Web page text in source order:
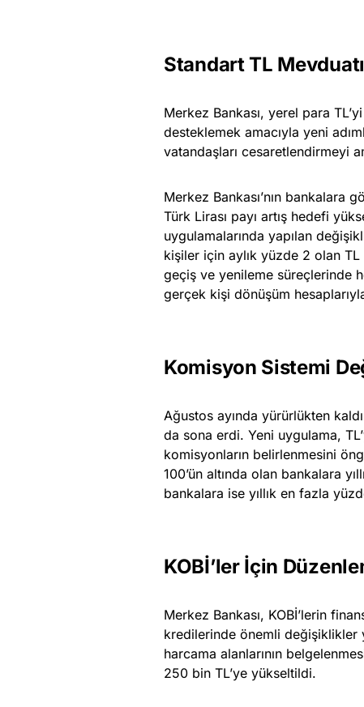
Standart TL
Merkez Bankası, yerel para
desteklemek amacıyla yeni
vatandaşları cesaretlendirmeyi
Merkez Bankası’nın bankalara
Türk Lirası payı artış hedefi
uygulamalarında yapılan
kişiler için aylık yüzde 2 olan TL
geçiş ve yenileme süreçlerinde
gerçek kişi dönüşüm
Komisyon Sistemi
Ağustos ayında yürürlükten
da sona erdi. Yeni uygulama,
komisyonların belirlenmesini
100’ün altında olan bankalara
bankalara ise yıllık en fazla
KOBİ’ler İçin
Merkez Bankası, KOBİ’lerin
kredilerinde önemli değişiklikler
harcama alanlarının
250 bin TL’ye yükseltildi.